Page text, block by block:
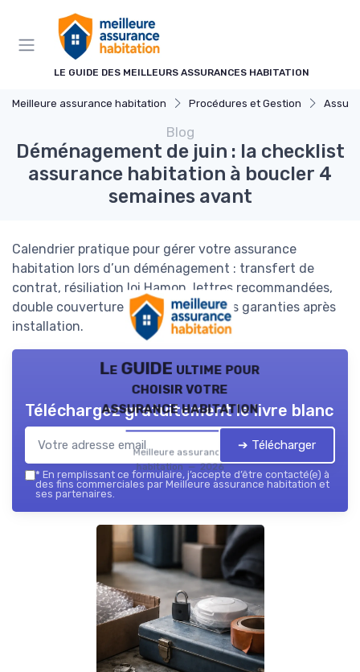
LE GUIDE DES MEILLEURS ASSURANCES HABITATION
Meilleure assurance habitation Procédures et Gestion
Blog
Déménagement de juin : la checklist
assurance habitation à boucler 4
semaines avant
Calendrier pratique pour gérer votre assurance
habitation lors d’un déménagement : transfert de
contrat, résiliation loi Hamon, lettres recommandées,
double couverture et ajustement des garanties après
installation.
Le GUIDE ultime pour
choisir votre
assurance habitation
Meilleure assurance
habitation — 2026
Téléchargez gratuitement le livre blanc
➔ Télécharger
* En remplissant ce formulaire, j’accepte d’être contacté(e) à
des fins commerciales par Meilleure assurance habitation et
ses partenaires.
Panneau de gestion des cookies